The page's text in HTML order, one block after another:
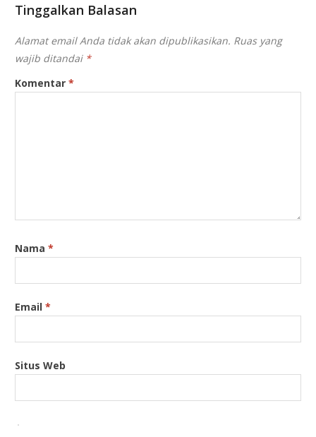
Tinggalkan Balasan
Alamat email Anda tidak akan dipublikasikan. Ruas yang
wajib ditandai *
Komentar*
Nama*
Email*
Situs Web